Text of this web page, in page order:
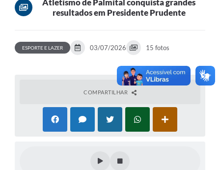
Contato
Atletismo de Palmital conquista grandes
resultados em Presidente Prudente
ESPORTE E LAZER 03/07/2026 15 fotos
COMPARTILHAR